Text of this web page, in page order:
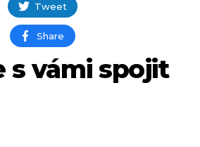
Tweet
Share
s vámi spojit